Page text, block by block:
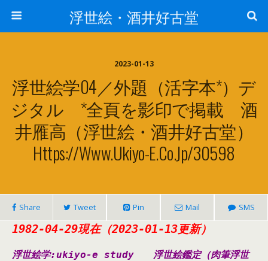
浮世絵・酒井好古堂
2023-01-13
浮世絵学04／外題（活字本*）デ
ジタル *全頁を影印で掲載 酒
井雁高（浮世絵・酒井好古堂）
Https://www.ukiyo-E.co.jp/30598
Share Tweet Pin Mail SMS
1982-04-29現在（2023-01-13更新）
浮世絵学:ukiyo-e study 浮世絵鑑定（肉筆浮世